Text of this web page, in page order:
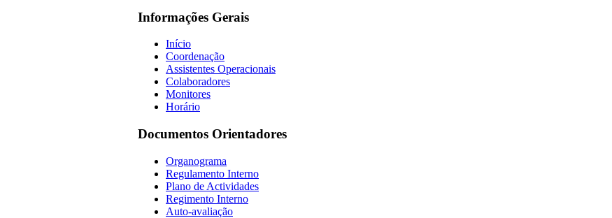
Informações Gerais
Início
Coordenação
Assistentes Operacionais
Colaboradores
Monitores
Horário
Documentos Orientadores
Organograma
Regulamento Interno
Plano de Actividades
Regimento Interno
Auto-avaliação